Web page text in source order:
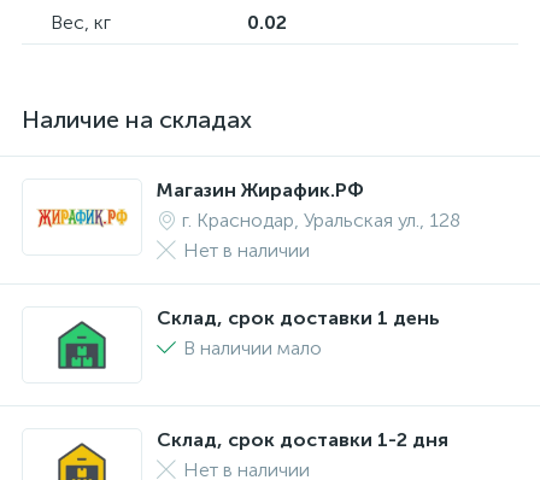
Вес, кг 0.02
Наличие на складах
Магазин Жирафик.РФ
г. Краснодар, Уральская ул., 128
Нет в наличии
Склад, срок доставки 1 день
В наличии мало
Склад, срок доставки 1-2 дня
Нет в наличии